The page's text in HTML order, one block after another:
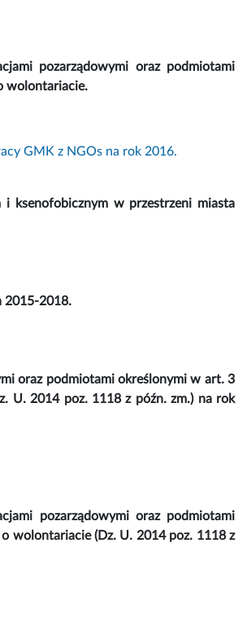
pozarządowymi oraz podmiotami
wolontariacie.
GMK z NGOs na rok 2016.
i ksenofobicznym w przestrzeni miasta
2015-2018.
oraz podmiotami określonymi w art. 3
U. 2014 poz. 1118 z późn. zm.) na rok
pozarządowymi oraz podmiotami
wolontariacie (Dz. U. 2014 poz. 1118 z